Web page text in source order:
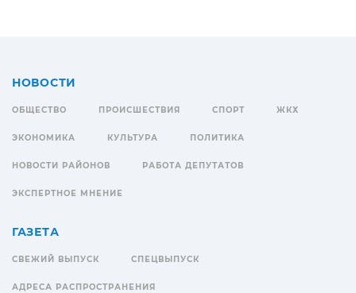
НОВОСТИ
ОБЩЕСТВО ПРОИСШЕСТВИЯ СПОРТ ЖКХ
ЭКОНОМИКА КУЛЬТУРА ПОЛИТИКА
НОВОСТИ РАЙОНОВ РАБОТА ДЕПУТАТОВ
ЭКСПЕРТНОЕ МНЕНИЕ
ГАЗЕТА
СВЕЖИЙ ВЫПУСК СПЕЦВЫПУСК
АДРЕСА РАСПРОСТРАНЕНИЯ